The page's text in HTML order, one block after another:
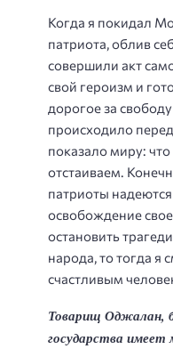
Когда я покидал
патриота, облив
совершили акт
свой героизм и
дорогое за
происходило
показало миру:
отстаиваем.
патриоты
освобождение
остановить
народа, то тогда я
счастливым
Товарищ Оджалан,
государства имеет